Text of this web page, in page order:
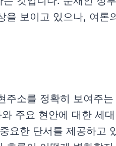
을 보이고 있으나, 여론
주소를 정확히 보여주
주요 현안에 대한 세
요한 단서를 제공하고